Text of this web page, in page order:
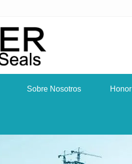
Sobre Nosotros Honor